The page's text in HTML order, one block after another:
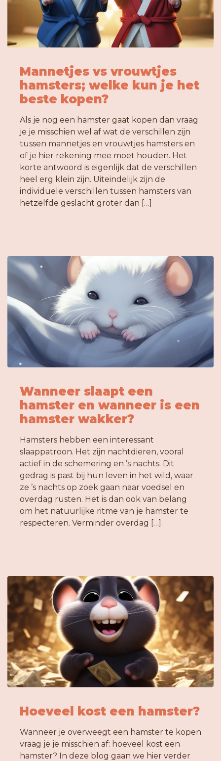
Mannetjes vs vrouwtjes
hamsters; welke kun je het
beste kopen?
Als je nog een hamster gaat kopen dan vraag
je je misschien wel af wat de verschillen zijn
tussen mannetjes en vrouwtjes hamsters en
of je hier rekening mee moet houden. Het
korte antwoord is eigenlijk dat de verschillen
heel erg klein zijn. Uiteindelijk zijn de
individuele verschillen tussen hamsters van
hetzelfde geslacht groter dan […]
Wanneer slaapt een
hamster en wanneer is een
hamster wakker?
Hamsters hebben een interessant
slaappatroon. Het zijn nachtdieren, vooral
actief in de schemering en ’s nachts. Dit
gedrag is past bij hun leven in het wild, waar
ze ’s nachts op zoek gaan naar voedsel en
overdag rusten. Het is dan ook van belang
om het natuurlijke ritme van je hamster te
respecteren. Verminder overdag […]
Hoeveel kost een hamster?
Wanneer je overweegt een hamster te kopen
vraag je je misschien af: hoeveel kost een
hamster? In deze blog gaan we hier verder